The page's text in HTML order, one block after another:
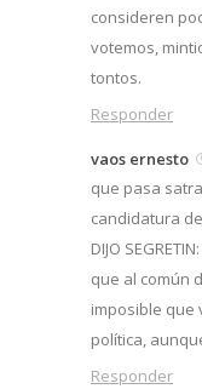
consideren
votemos,
tontos.
Responder
vaos ernesto
que pasa
candidatura
DIJO
que al común
imposible que
política,
Responder